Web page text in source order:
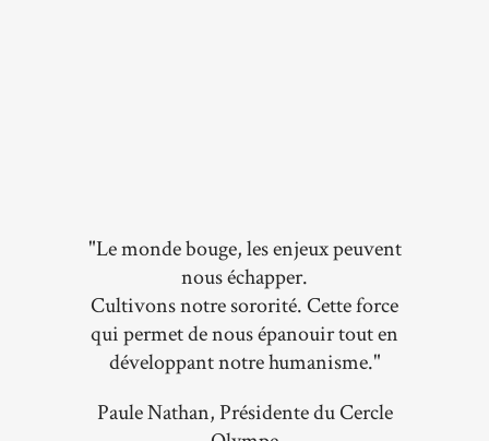
"Le monde bouge, les enjeux peuvent
nous échapper.
Cultivons notre sororité. Cette force
qui permet de nous épanouir tout en
développant notre humanisme."
Paule Nathan, Présidente du Cercle